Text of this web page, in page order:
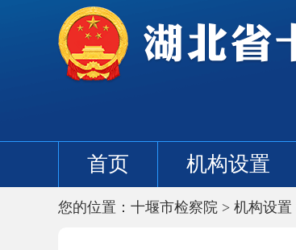
首页 机构设置
您的位置： 十堰市检察院 > 机构设置